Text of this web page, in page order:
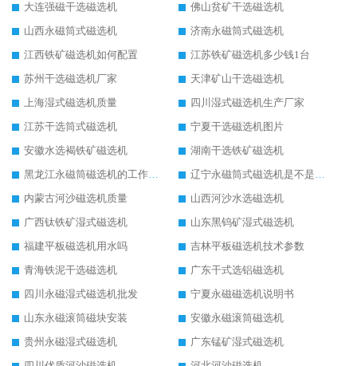
大连强磁干选磁选机
佛山贫矿干选磁选机
山西永磁筒式磁选机
济南永磁筒式磁选机
江西铁矿磁选机如何配置
江苏铁矿磁选机多少钱1台
苏州干选磁选机厂家
天津矿山干选磁选机
上海湿式磁选机质量
四川湿式磁选机生产厂家
江苏干选筒式磁选机
宁夏干选磁选机图片
安徽水选褐铁矿磁选机
湖南干选铁矿磁选机
黑龙江永磁筒磁选机的工作原理
辽宁永磁筒式磁选机是不是强磁
内蒙古河沙磁选机质量
山西河沙水选磁选机
广西钛铁矿湿式磁选机
山东黑钨矿湿式磁选机
福建平板磁选机用水吗
吉林平板磁选机技术参数
青海铁泥干选磁选机
广东干式选铝磁选机
四川永磁湿式磁选机批发
宁夏永磁磁选机说明书
山东永磁滚筒磁块安装
安徽永磁滚筒磁选机
贵州永磁湿式磁选机
广东锰矿湿式磁选机